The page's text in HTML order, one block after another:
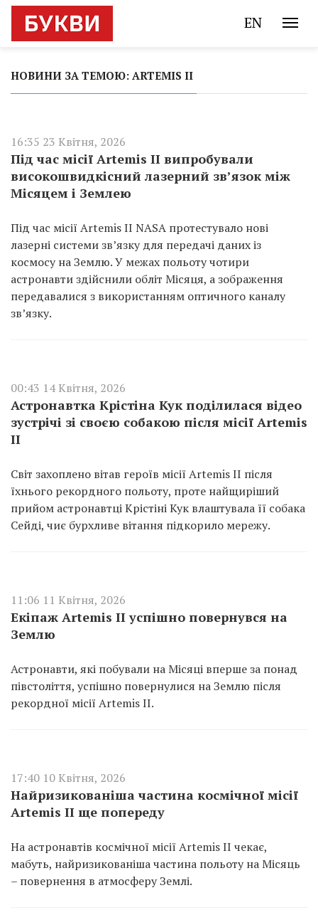
EN
НОВИНИ ЗА ТЕМОЮ: ARTEMIS II
16:35 23 Квітня, 2026
Під час місії Artemis II випробували
високошвидкісний лазерний зв’язок між
Місяцем і Землею
Під час місії Artemis II NASA протестувало нові
лазерні системи зв’язку для передачі даних із
космосу на Землю. У межах польоту чотири
астронавти здійснили обліт Місяця, а зображення
передавалися з використанням оптичного каналу
зв’язку.
00:43 14 Квітня, 2026
Астронавтка Крістіна Кук поділилася відео
зустрічі зі своєю собакою після місії Artemis
II
Світ захоплено вітав героїв місії Artemis II після
їхнього рекордного польоту, проте найщиріший
прийом астронавтці Крістіні Кук влаштувала її собака
Сейді, чиє бурхливе вітання підкорило мережу.
11:06 11 Квітня, 2026
Екіпаж Artemis II успішно повернувся на
Землю
Астронавти, які побували на Місяці вперше за понад
півстоліття, успішно повернулися на Землю після
рекордної місії Artemis II.
17:40 10 Квітня, 2026
Найризикованіша частина космічної місії
Artemis II ще попереду
На астронавтів космічної місії Artemis II чекає,
мабуть, найризикованіша частина польоту на Місяць
– повернення в атмосферу Землі.